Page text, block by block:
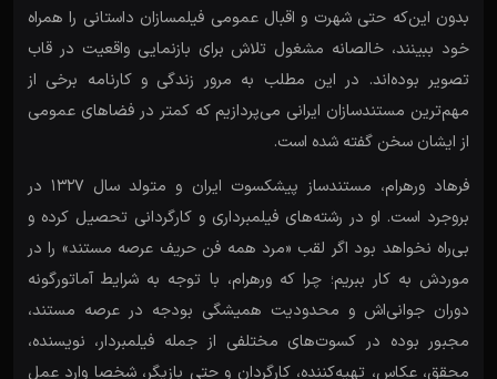
بدون این‌که حتی شهرت و اقبال عمومی فیلمسازان داستانی را همراه
خود ببینند، خالصانه مشغول تلاش برای بازنمایی واقعیت در قاب
تصویر بوده‌اند. در این مطلب به مرور زندگی و کارنامه برخی از
مهم‌ترین مستندسازان ایرانی می‌پردازیم که کمتر در فضاهای عمومی
از ایشان سخن گفته شده است.
فرهاد ورهرام، مستندساز پیشکسوت ایران و متولد سال ۱۳۲۷ در
بروجرد است. او در رشته‌های فیلمبرداری و کارگردانی تحصیل کرده و
بی‌راه نخواهد بود اگر لقب «مرد همه فن حریف عرصه مستند» را در
موردش به کار ببریم؛ چرا که ورهرام، با توجه به شرایط آماتورگونه
دوران جوانی‌اش و محدودیت همیشگی بودجه در عرصه مستند،
مجبور بوده در کسوت‌های مختلفی از جمله فیلمبردار، نویسنده،
محقق، عکاس، تهیه‌کننده، کارگردان و حتی بازیگر، شخصا وارد عمل